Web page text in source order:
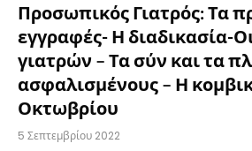
Προσωπικός Γιατρός: Τα
εγγραφές- Η διαδικασία-
γιατρών – Τα σύν και τα
ασφαλισμένους – Η
Οκτωβρίου
5 Σεπτεμβρίου 2022